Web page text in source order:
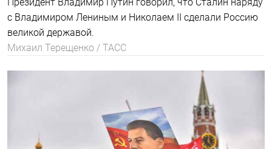
с Владимиром Лениным и Николаем II сделали Россию
великой державой.
Михаил Терещенко / ТАСС